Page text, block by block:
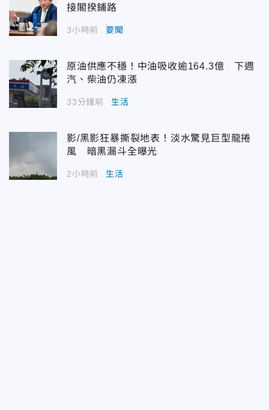
接閣揆鋪路
3小時前 要聞
原油供應不穩！中油吸收逾164.3億 下週
汽、柴油仍凍漲
33分鐘前 生活
影/黑影狂暴撕裂地表！淡水驚見巨型龍捲
風 暗黑漏斗全曝光
2小時前 生活